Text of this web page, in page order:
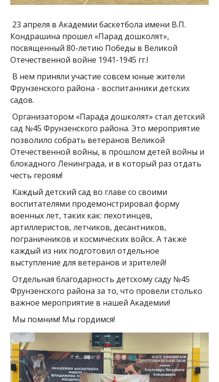
23 апреля в Академии баскетбола имени В.П.
Кондрашина прошел «Парад дошколят»,
посвященный 80-летию Победы в Великой
Отечественной войне 1941-1945 гг.!
В нем приняли участие совсем юные жители
Фрунзенского района - воспитанники детских
садов.
Организатором «Парада дошколят» стал детский
сад №45 Фрунзенского района. Это мероприятие
позволило собрать ветеранов Великой
Отечественной войны, в прошлом детей войны и
блокадного Ленинграда, и в который раз отдать
честь героям!
Каждый детский сад во главе со своими
воспитателями продемонстрировал форму
военных лет, таких как: пехотинцев,
артиллеристов, летчиков, десантников,
пограничников и космических войск. А также
каждый из них подготовил отдельное
выступление для ветеранов и зрителей!
Отдельная благодарность детскому саду №45
Фрунзенского района за то, что провели столько
важное мероприятие в нашей Академии!
Мы помним! Мы гордимся!